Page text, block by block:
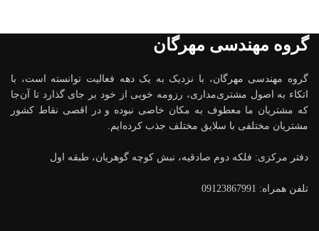
گروه مهندسی مهرگان
گروه مهندسی مهرگان، با نزدیک به یک دهه فعالیت توانسته است، با
اتکاء به اصول مشتری‌مداری، رزومه خوبی از خود بر جای گذارد تا آن‌جا
که مشتریان ما معطوف به مکان خاصی نبوده و در اقصی نقاط کشور
مشتریان مختلفی با سلایق مختلف جذب کرده‌ایم.
دفتر مرکزی: فلکه دوم صادقیه، نبش کوچه گوهریان، طبقه اول
تلفن همراه: 09123867991